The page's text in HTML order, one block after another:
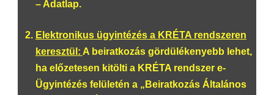
– Adatlap.
Elektronikus ügyintézés a KRÉTA rendszeren
keresztül: A beiratkozás gördülékenyebb lehet,
ha előzetesen kitölti a KRÉTA rendszer e-
Ügyintézés felületén a „Beiratkozás Általános